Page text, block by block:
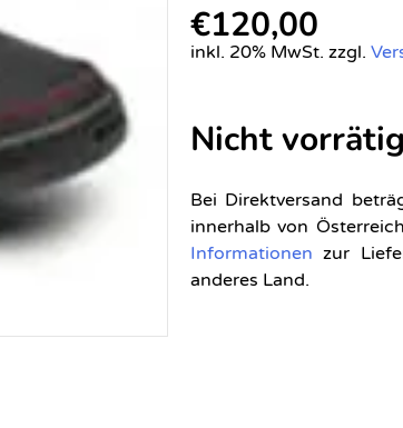
€120,00
inkl. 20% MwSt. zzgl.
Nicht vorrätig
Bei Direktversand
innerhalb von
Informationen zur
anderes Land.